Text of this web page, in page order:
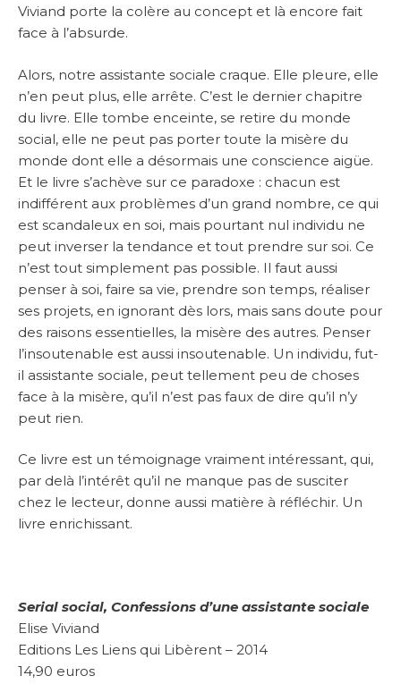
Viviand porte la colère au concept et là encore fait
face à l’absurde.
Alors, notre assistante sociale craque. Elle pleure, elle
n’en peut plus, elle arrête. C’est le dernier chapitre
du livre. Elle tombe enceinte, se retire du monde
social, elle ne peut pas porter toute la misère du
monde dont elle a désormais une conscience aigüe.
Et le livre s’achève sur ce paradoxe : chacun est
indifférent aux problèmes d’un grand nombre, ce qui
est scandaleux en soi, mais pourtant nul individu ne
peut inverser la tendance et tout prendre sur soi. Ce
n’est tout simplement pas possible. Il faut aussi
penser à soi, faire sa vie, prendre son temps, réaliser
ses projets, en ignorant dès lors, mais sans doute pour
des raisons essentielles, la misère des autres. Penser
l’insoutenable est aussi insoutenable. Un individu, fut-
il assistante sociale, peut tellement peu de choses
face à la misère, qu’il n’est pas faux de dire qu’il n’y
peut rien.
Ce livre est un témoignage vraiment intéressant, qui,
par delà l’intérêt qu’il ne manque pas de susciter
chez le lecteur, donne aussi matière à réfléchir. Un
livre enrichissant.
Serial social, Confessions d’une assistante sociale
Elise Viviand
Editions Les Liens qui Libèrent – 2014
14,90 euros